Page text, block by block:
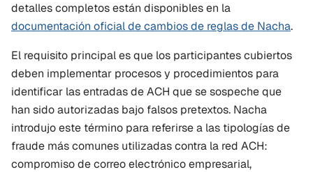
documentación oficial de cambios de reglas de Nacha.
El requisito principal es que los participantes cubiertos
deben implementar procesos y procedimientos para
identificar las entradas de ACH que se sospeche que
han sido autorizadas bajo falsos pretextos. Nacha
introdujo este término para referirse a las tipologías de
fraude más comunes utilizadas contra la red ACH:
compromiso de correo electrónico empresarial,